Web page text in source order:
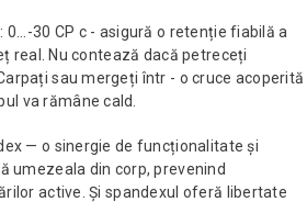
30 CP c - asigură o retenție fiabilă a
real. Nu contează dacă petreceți
sau mergeți într - o cruce acoperită
va rămâne cald.
— o sinergie de funcționalitate și
umezeala din corp, prevenind
active. Și spandexul oferă libertate